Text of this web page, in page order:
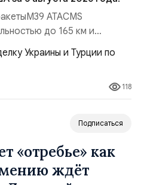
ATACMS
до 165 км и
пусковых
тысячи кассетных
двух пакетов
организуют через
оборонные
что сделка «отвеч...
118
Подписаться
«отребье» как
ждёт